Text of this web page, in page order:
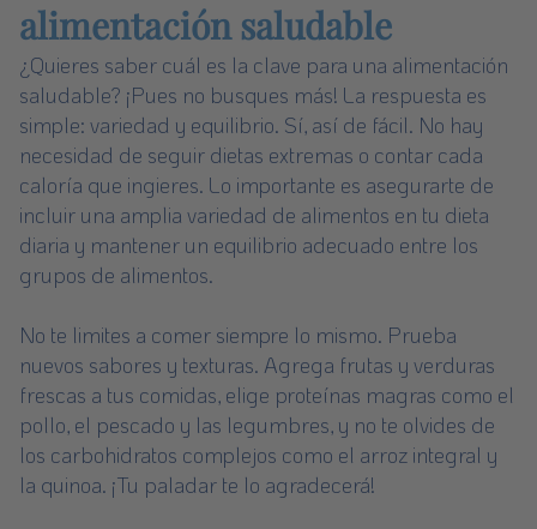
alimentación saludable
¿Quieres saber cuál es la clave para una alimentación
saludable? ¡Pues no busques más! La respuesta es
simple: variedad y equilibrio. Sí, así de fácil. No hay
necesidad de seguir dietas extremas o contar cada
caloría que ingieres. Lo importante es asegurarte de
incluir una amplia variedad de alimentos en tu dieta
diaria y mantener un equilibrio adecuado entre los
grupos de alimentos.
No te limites a comer siempre lo mismo. Prueba
nuevos sabores y texturas. Agrega frutas y verduras
frescas a tus comidas, elige proteínas magras como el
pollo, el pescado y las legumbres, y no te olvides de
los carbohidratos complejos como el arroz integral y
la quinoa. ¡Tu paladar te lo agradecerá!